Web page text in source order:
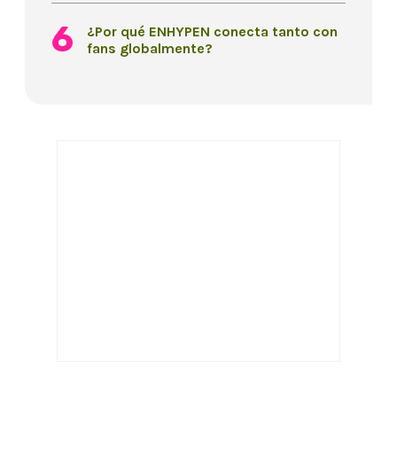
¿Por qué ENHYPEN conecta tanto con
fans globalmente?